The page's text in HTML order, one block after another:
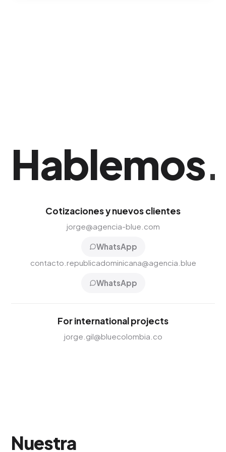
Hablemos.
Cotizaciones y nuevos clientes
jorge@agencia-blue.com
WhatsApp
contacto.republicadominicana@agencia.blue
WhatsApp
For international projects
jorge.gil@bluecolombia.co
Nuestra